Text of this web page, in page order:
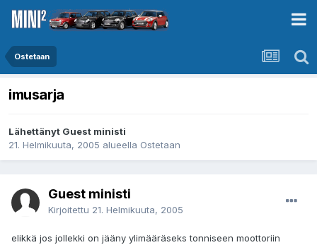
Ostetaan
imusarja
Lähettänyt Guest ministi
21. Helmikuuta, 2005 alueella Ostetaan
Guest ministi
Kirjoitettu 21. Helmikuuta, 2005
elikkä jos jollekki on jääny ylimääräseks tonniseen moottoriin